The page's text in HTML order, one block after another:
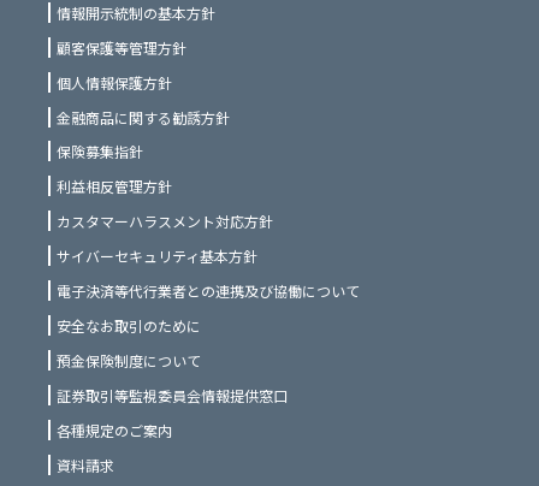
情報開示統制の基本方針
顧客保護等管理方針
個人情報保護方針
金融商品に関する勧誘方針
保険募集指針
利益相反管理方針
カスタマーハラスメント対応方針
サイバーセキュリティ基本方針
電子決済等代行業者との連携及び協働について
安全なお取引のために
預金保険制度について
証券取引等監視委員会情報提供窓口
各種規定のご案内
資料請求